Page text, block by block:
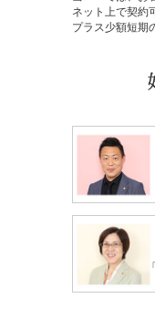
ネット上で契約
プラス少額短期